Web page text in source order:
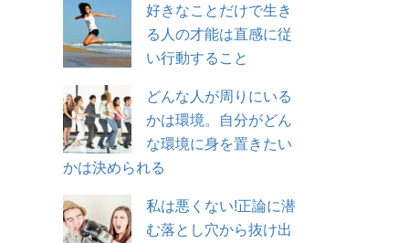
好きなことだけで生き
る人の才能は直感に従
い行動すること
どんな人が周りにいる
かは環境。自分がどん
な環境に身を置きたい
かは決められる
私は悪くない!正論に潜
む落とし穴から抜け出